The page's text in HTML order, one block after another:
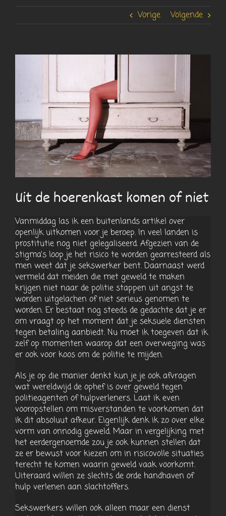
Vorige Volgende
Uit de hoerenkast komen of niet
Vanmiddag las ik een buitenlands artikel over
openlijk uitkomen voor je beroep. In veel landen is
prostitutie nog niet gelegaliseerd. Afgezien van de
stigma’s loop je het risico te worden gearresteerd als
men weet dat je sekswerker bent. Daarnaast werd
vermeld dat meiden die met geweld te maken
krijgen niet naar de politie stappen uit angst te
worden uitgelachen of niet serieus genomen te
worden. Er bestaat nog steeds de gedachte dat je er
om vraagt op het moment dat je seksuele diensten
tegen betaling aanbiedt. Nu moet ik toegeven dat ik
zelf op momenten waarop dat een overweging was
er ook voor koos om de politie te mijden.
Als je op die manier denkt kun je je ook afvragen
wat wereldwijd de ophef is over geweld tegen
politieagenten of hulpverleners. Laat ik even
vooropstellen om misverstanden te voorkomen dat
ik dit absoluut afkeur. Eigenlijk denk ik zo over elke
vorm van onnodig geweld. Maar in vergelijking met
het eerdergenoemde zou je ook kunnen stellen dat
ze er bewust voor kiezen om in risicovolle situaties
terecht te komen waarin geweld vaak voorkomt.
Uiteraard willen ze slechts de orde handhaven of
hulp verlenen aan slachtoffers.
Sekswerkers willen ook alleen maar een dienst